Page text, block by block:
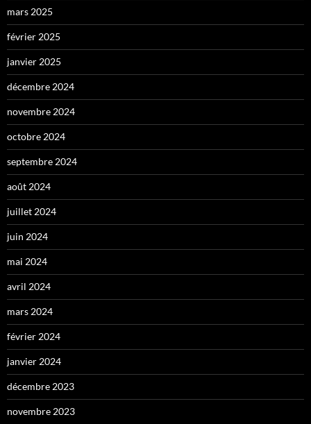
mars 2025
février 2025
janvier 2025
décembre 2024
novembre 2024
octobre 2024
septembre 2024
août 2024
juillet 2024
juin 2024
mai 2024
avril 2024
mars 2024
février 2024
janvier 2024
décembre 2023
novembre 2023